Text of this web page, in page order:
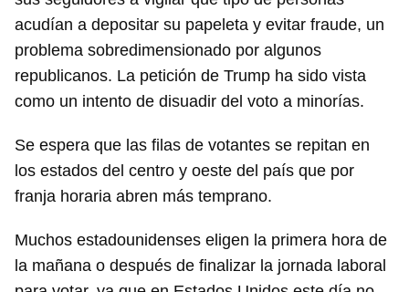
acudían a depositar su papeleta y evitar fraude, un
problema sobredimensionado por algunos
republicanos. La petición de Trump ha sido vista
como un intento de disuadir del voto a minorías.
Se espera que las filas de votantes se repitan en
los estados del centro y oeste del país que por
franja horaria abren más temprano.
Muchos estadounidenses eligen la primera hora de
la mañana o después de finalizar la jornada laboral